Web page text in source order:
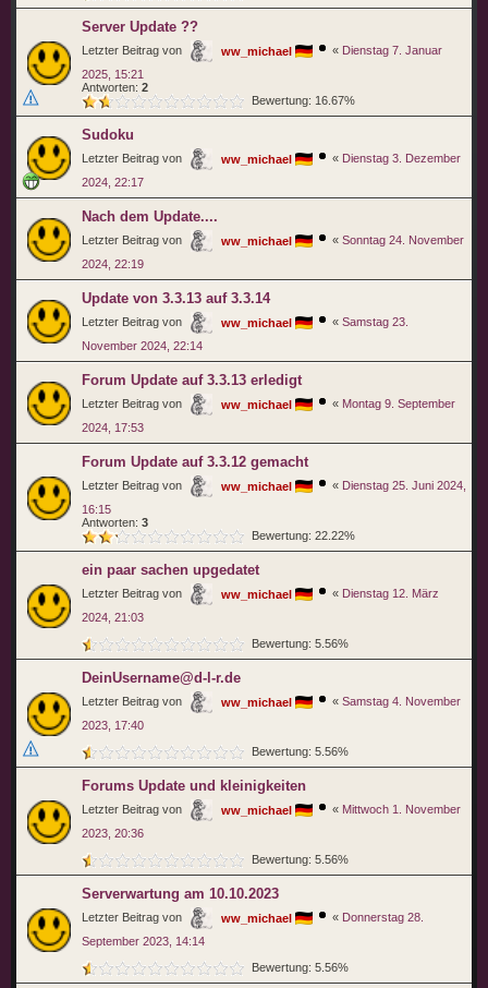
Server Update ??
Letzter Beitrag von ww_michael « Dienstag 7. Januar
2025, 15:21
Antworten: 2
Bewertung: 16.67%
Sudoku
Letzter Beitrag von ww_michael « Dienstag 3. Dezember
2024, 22:17
Nach dem Update....
Letzter Beitrag von ww_michael « Sonntag 24. November
2024, 22:19
Update von 3.3.13 auf 3.3.14
Letzter Beitrag von ww_michael « Samstag 23.
November 2024, 22:14
Forum Update auf 3.3.13 erledigt
Letzter Beitrag von ww_michael « Montag 9. September
2024, 17:53
Forum Update auf 3.3.12 gemacht
Letzter Beitrag von ww_michael « Dienstag 25. Juni 2024,
16:15
Antworten: 3
Bewertung: 22.22%
ein paar sachen upgedatet
Letzter Beitrag von ww_michael « Dienstag 12. März
2024, 21:03
Bewertung: 5.56%
DeinUsername@d-l-r.de
Letzter Beitrag von ww_michael « Samstag 4. November
2023, 17:40
Bewertung: 5.56%
Forums Update und kleinigkeiten
Letzter Beitrag von ww_michael « Mittwoch 1. November
2023, 20:36
Bewertung: 5.56%
Serverwartung am 10.10.2023
Letzter Beitrag von ww_michael « Donnerstag 28.
September 2023, 14:14
Bewertung: 5.56%